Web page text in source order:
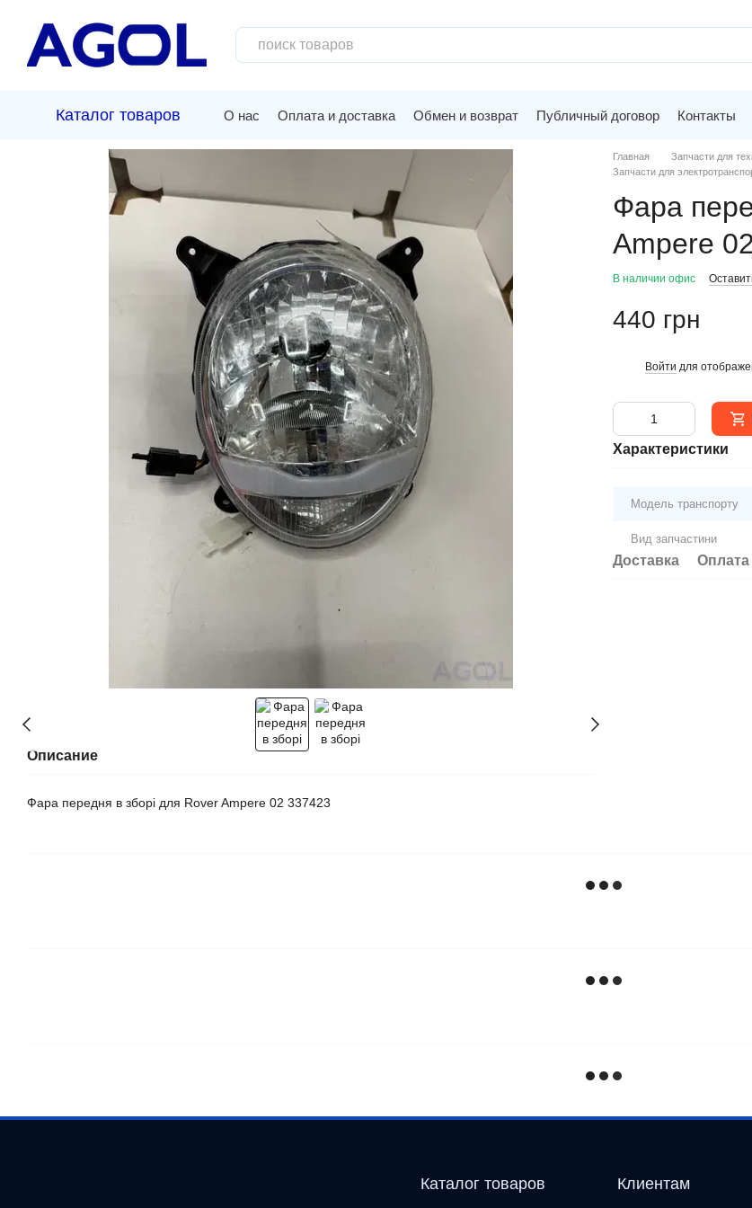
Каталог товаров О нас Оплата и доставка Обмен и возврат Публичный договор Контакты
Описание
Фара передня в зборі для Rover Ampere 02 337423
Главная Запчасти для
Запчасти для
Фара
Ampere
В наличии офис
440 грн
Войти для
Характеристики
Модель транспорту
Вид запчастини
Доставка Оплата
Каталог товаров Клиентам